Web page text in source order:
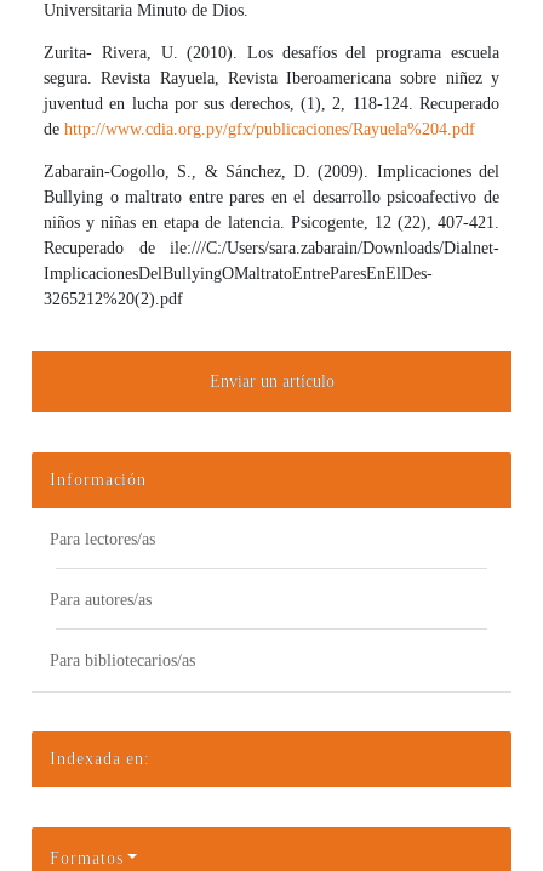
Universitaria Minuto de Dios.
Zurita- Rivera, U. (2010). Los desafíos del programa escuela
segura. Revista Rayuela, Revista Iberoamericana sobre niñez y
juventud en lucha por sus derechos, (1), 2, 118-124. Recuperado
dehttp://www.cdia.org.py/gfx/publicaciones/Rayuela%204.pdf
Zabarain-Cogollo, S., & Sánchez, D. (2009). Implicaciones del
Bullying o maltrato entre pares en el desarrollo psicoafectivo de
niños y niñas en etapa de latencia. Psicogente, 12 (22), 407-421.
Recuperado de ile:///C:/Users/sara.zabarain/Downloads/Dialnet-
ImplicacionesDelBullyingOMaltratoEntreParesEnElDes-
3265212%20(2).pdf
Enviar un artículo
Información
Para lectores/as
Para autores/as
Para bibliotecarios/as
Indexada en:
Formatos